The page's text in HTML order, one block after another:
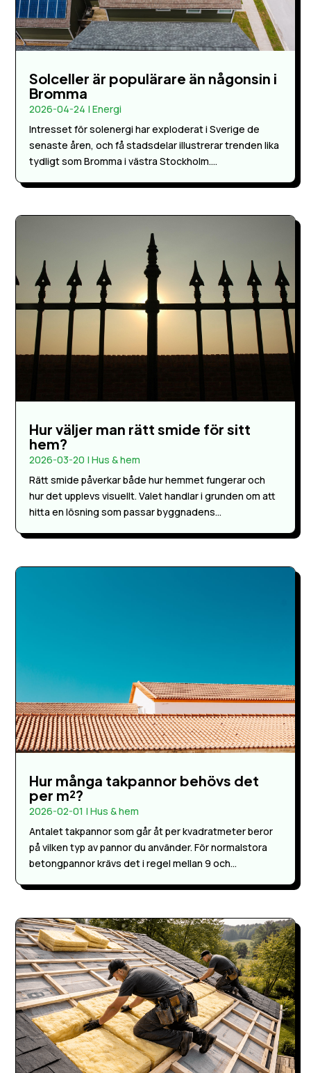
Solceller är populärare än någonsin i
Bromma
2026-04-24 |Energi
Intresset för solenergi har exploderat i Sverige de
senaste åren, och få stadsdelar illustrerar trenden lika
tydligt som Bromma i västra Stockholm....
Hur väljer man rätt smide för sitt
hem?
2026-03-20 |Hus & hem
Rätt smide påverkar både hur hemmet fungerar och
hur det upplevs visuellt. Valet handlar i grunden om att
hitta en lösning som passar byggnadens...
Hur många takpannor behövs det
per m²?
2026-02-01 |Hus & hem
Antalet takpannor som går åt per kvadratmeter beror
på vilken typ av pannor du använder. För normalstora
betongpannor krävs det i regel mellan 9 och...